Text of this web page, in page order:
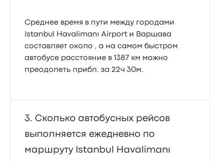
Среднее время в пути между городами
Istanbul Havalimanı Airport и Варшава
составляет около , а на самом быстром
автобусе расстояние в 1387 км можно
преодолеть прибл. за 22ч 30м.
Сколько автобусных рейсов
выполняется ежедневно по
маршруту Istanbul Havalimanı